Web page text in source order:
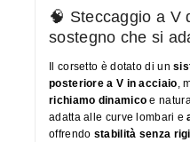
🧠 Steccaggio a V
sostegno che si
Il corsetto è dotato di un
posteriore a V in acciaio,
richiamo dinamico e
adatta alle curve lombari e
offrendo stabilità senza